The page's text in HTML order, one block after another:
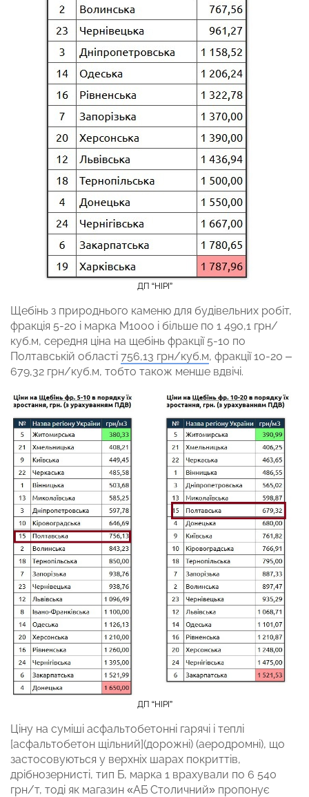
ДП “НІРІ”
Щебінь з природнього каменю для будівельних робіт,
фракція 5-20 і марка М1000 і більше по 1 490,1 грн/
куб.м, середня ціна на щебінь фракції 5-10 по
Полтавській області 756,13 грн/куб.м, фракції 10-20 –
679,32 грн/куб.м, тобто також менше вдвічі.
ДП “НІРІ”
Ціну на суміші асфальтобетонні гарячі і теплі
[асфальтобетон щільний](дорожні) (аеродромні), що
застосовуються у верхніх шарах покриттів,
дрібнозернисті, тип Б, марка 1 врахували по 6 540
грн/т, тоді як магазин «АБ Столичний» пропонує